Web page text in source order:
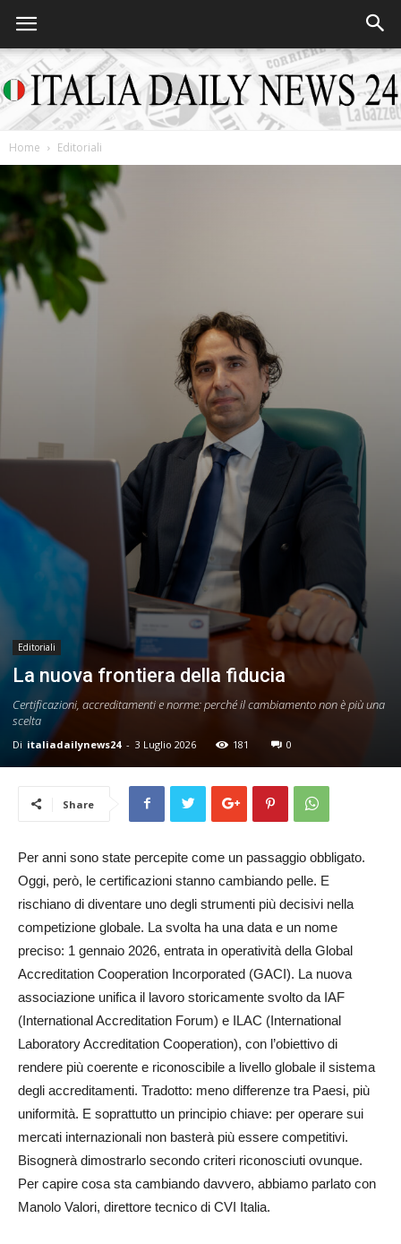
Italia
News
24
Home Editoriali
Editoriali
La nuova frontiera della fiducia
Certificazioni, accreditamenti e norme: perché il cambiamento non è più una
scelta
Di italiadailynews24 - 3 Luglio 2026 181 0
Share
Per anni sono state percepite come un passaggio obbligato.
Oggi, però, le certificazioni stanno cambiando pelle. E
rischiano di diventare uno degli strumenti più decisivi nella
competizione globale. La svolta ha una data e un nome
preciso: 1 gennaio 2026, entrata in operatività della Global
Accreditation Cooperation Incorporated (GACI). La nuova
associazione unifica il lavoro storicamente svolto da IAF
(International Accreditation Forum) e ILAC (International
Laboratory Accreditation Cooperation), con l’obiettivo di
rendere più coerente e riconoscibile a livello globale il sistema
degli accreditamenti. Tradotto: meno differenze tra Paesi, più
uniformità. E soprattutto un principio chiave: per operare sui
mercati internazionali non basterà più essere competitivi.
Bisognerà dimostrarlo secondo criteri riconosciuti ovunque.
Per capire cosa sta cambiando davvero, abbiamo parlato con
Manolo Valori, direttore tecnico di CVI Italia.